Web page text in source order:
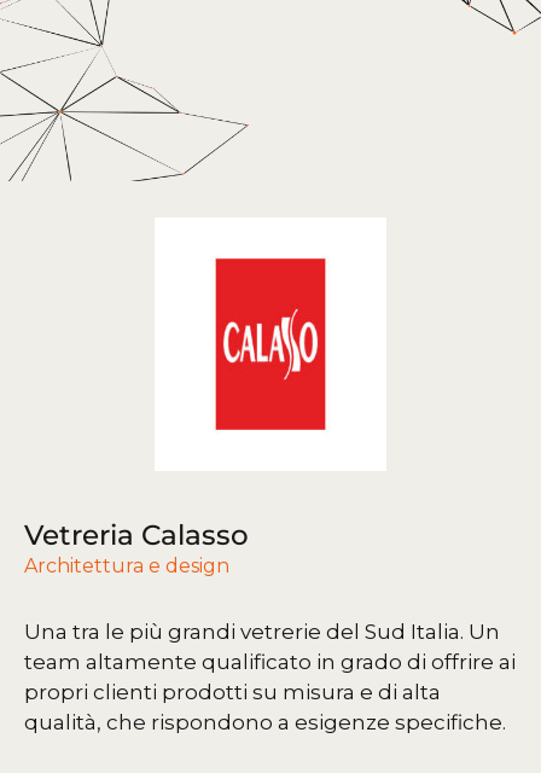
Vetreria Calasso
Architettura e design
Una tra le più grandi vetrerie del Sud Italia. Un
team altamente qualificato in grado di offrire ai
propri clienti prodotti su misura e di alta
qualità, che rispondono a esigenze specifiche.